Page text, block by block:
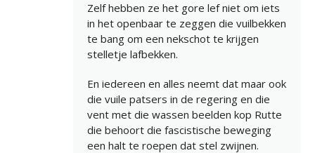
Zelf hebben ze het gore lef niet om iets
in het openbaar te zeggen die vuilbekken
te bang om een nekschot te krijgen
stelletje lafbekken.
En iedereen en alles neemt dat maar ook
die vuile patsers in de regering en die
vent met die wassen beelden kop Rutte
die behoort die fascistische beweging
een halt te roepen dat stel zwijnen.